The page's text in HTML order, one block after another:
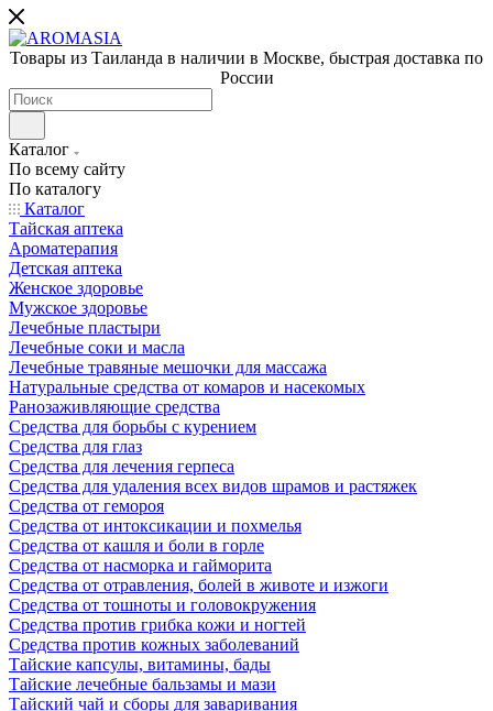
Товары из Таиланда в наличии в Москве, быстрая доставка по
России
Каталог
По всему сайту
По каталогу
Каталог
Тайская аптека
Ароматерапия
Детская аптека
Женское здоровье
Мужское здоровье
Лечебные пластыри
Лечебные соки и масла
Лечебные травяные мешочки для массажа
Натуральные средства от комаров и насекомых
Ранозаживляющие средства
Средства для борьбы с курением
Средства для глаз
Средства для лечения герпеса
Средства для удаления всех видов шрамов и растяжек
Средства от гемороя
Средства от интоксикации и похмелья
Средства от кашля и боли в горле
Средства от насморка и гайморита
Средства от отравления, болей в животе и изжоги
Средства от тошноты и головокружения
Средства против грибка кожи и ногтей
Средства против кожных заболеваний
Тайские капсулы, витамины, бады
Тайские лечебные бальзамы и мази
Тайский чай и сборы для заваривания